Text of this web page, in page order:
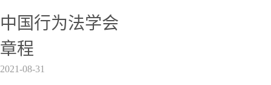
中国行为法学会
章程
2021-08-31